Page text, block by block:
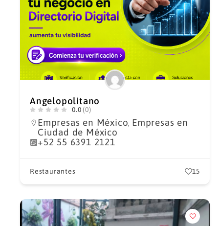
Angelopolitano
0.0 (0)
Empresas en México, Empresas en
Ciudad de México
+52 55 6391 2121
Restaurantes 15